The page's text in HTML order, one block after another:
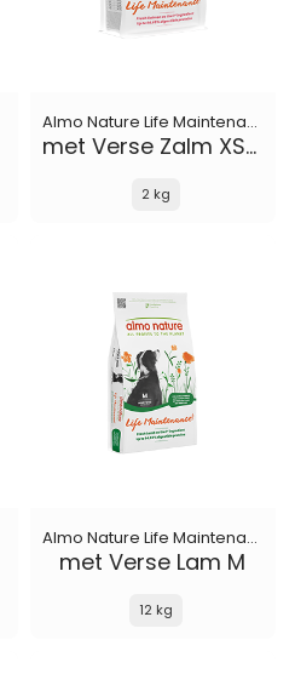
Almo Nature Life Maintenance
met Verse Zalm XS-S
2 kg
Almo Nature Life Maintenance
met Verse Lam M
12 kg